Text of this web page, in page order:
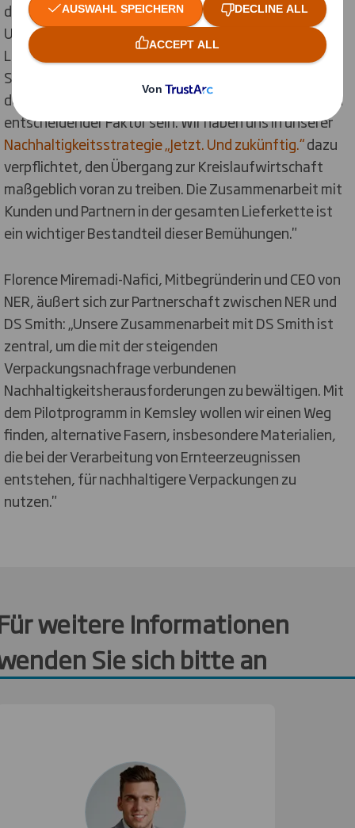
durch die laufende Partnerschaft mit Nafici.
Unternehmen sind daran interessiert, wie sie ihre
Lieferketten kreislauffähiger gestalten können. Die
Suche nach Zweitverwendungsmöglichkeiten für
derzeit als Abfall geltende Materialien kann hierbei ein
entscheidender Faktor sein. Wir haben uns in unserer
Nachhaltigkeitsstrategie „Jetzt. Und zukünftig.“dazu
verpflichtet, den Übergang zur Kreislaufwirtschaft
maßgeblich voran zu treiben. Die Zusammenarbeit mit
Kunden und Partnern in der gesamten Lieferkette ist
ein wichtiger Bestandteil dieser Bemühungen."
Florence Miremadi-Nafici, Mitbegründerin und CEO von
NER, äußert sich zur Partnerschaft zwischen NER und
DS Smith: „Unsere Zusammenarbeit mit DS Smith ist
zentral, um die mit der steigenden
Verpackungsnachfrage verbundenen
Nachhaltigkeitsherausforderungen zu bewältigen. Mit
dem Pilotprogramm in Kemsley wollen wir einen Weg
finden, alternative Fasern, insbesondere Materialien,
die bei der Verarbeitung von Ernteerzeugnissen
entstehen, für nachhaltigere Verpackungen zu
nutzen."
weitere Informationen
Sie sich bitte an